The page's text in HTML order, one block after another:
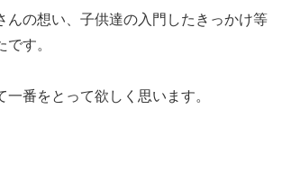
んの想い、子供達の入門したきっかけ等
す。
一番をとって欲しく思います。